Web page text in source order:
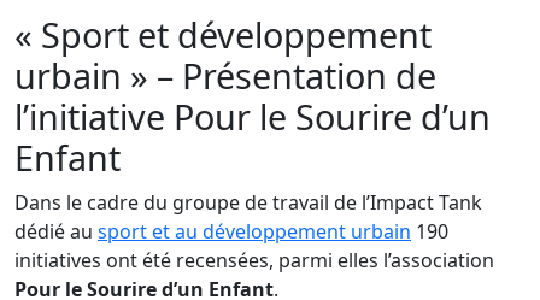
« Sport et développement
urbain » – Présentation de
l’initiative Pour le Sourire d’un
Enfant
Dans le cadre du groupe de travail de l’Impact Tank
dédié au sport et au développement urbain 190
initiatives ont été recensées, parmi elles l’association
Pour le Sourire d’un Enfant.